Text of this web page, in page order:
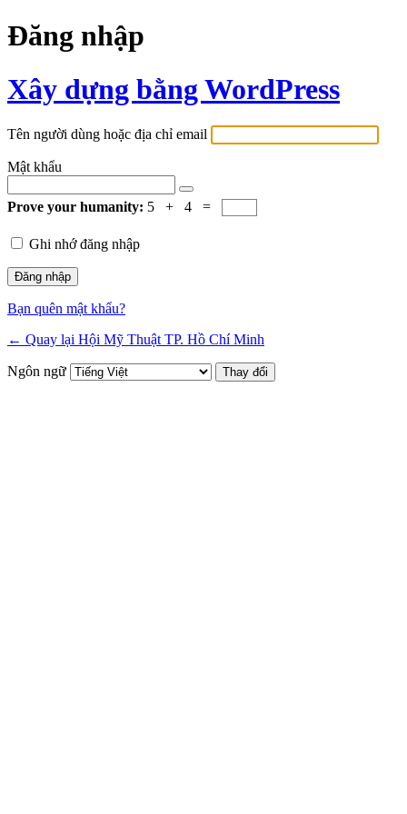
Đăng nhập
Xây dựng bằng WordPress
Tên người dùng hoặc địa chỉ email
Mật khẩu
Prove your humanity: 5 + 4 =
Ghi nhớ đăng nhập
Bạn quên mật khẩu?
← Quay lại Hội Mỹ Thuật TP. Hồ Chí Minh
Ngôn ngữ